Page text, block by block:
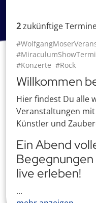
2zukünftigeTermin
#Konzerte #Rock
Willkommen
Hier findest Du alle
Veranstaltungen
Künstler und
Ein Abend
live erleben!
...